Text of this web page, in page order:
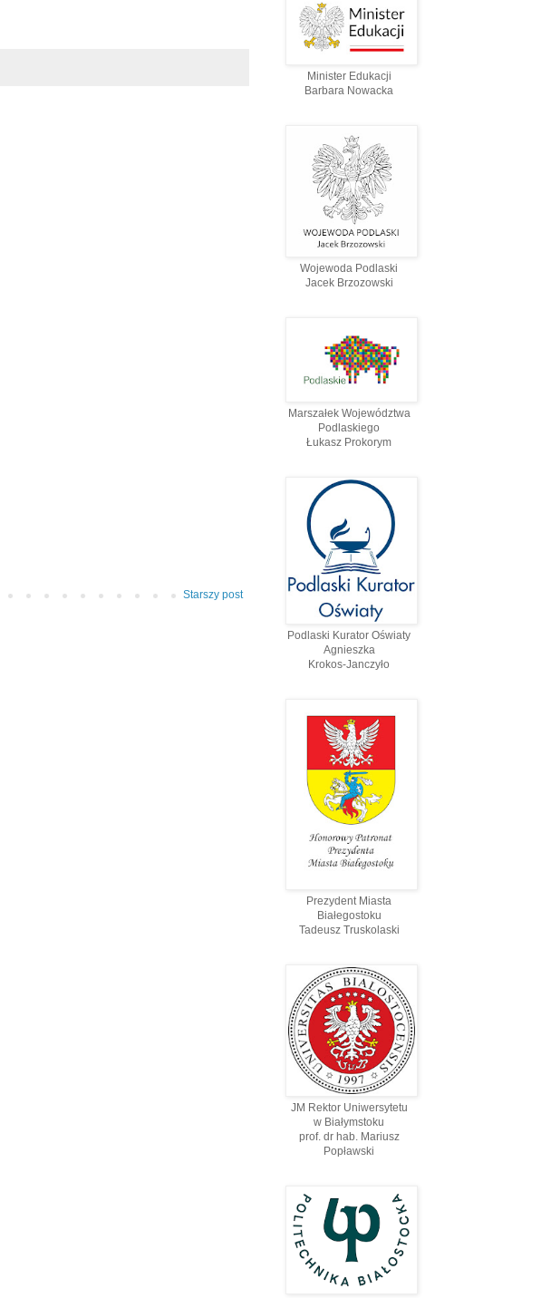
Starszy post
Minister Edukacji
Barbara Nowacka
Wojewoda Podlaski
Jacek Brzozowski
Marszałek Województwa
Podlaskiego
Łukasz Prokorym
Podlaski Kurator Oświaty
Agnieszka
Krokos-Janczyło
Prezydent Miasta
Białegostoku
Tadeusz Truskolaski
JM Rektor Uniwersytetu
w Białymstoku
prof. dr hab. Mariusz
Popławski